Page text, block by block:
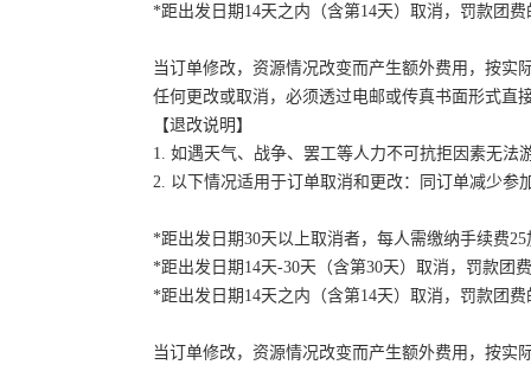
*距出发日期14天之内（含第14天）取消，罚款团费
当订单修改，资源情况改变而产生额外费用，按实
任何更改或取消，必须透过电邮或传真书面形式直
【退改说明】
1. 如遇天气、战争、罢工等人力不可抗拒因素无
2. 以下情况适用于订单取消和更改：同订单减少
*距出发日期30天以上取消者，每人需缴纳手续费
*距出发日期14天-30天（含第30天）取消，罚款团
*距出发日期14天之内（含第14天）取消，罚款团费
当订单修改，资源情况改变而产生额外费用，按实